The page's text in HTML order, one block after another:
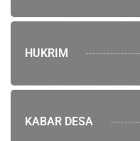
HUKRIM
KABAR DESA